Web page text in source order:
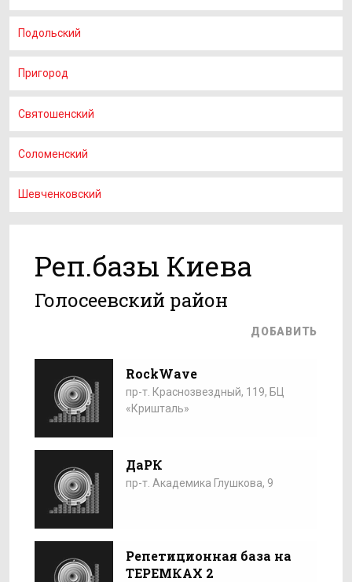
Подольский
Пригород
Святошенский
Соломенский
Шевченковский
Реп.базы Киева
Голосеевский район
ДОБАВИТЬ
RockWave
пр-т. Краснозвездный, 119, БЦ
«Кришталь»
ДаРК
пр-т. Академика Глушкова, 9
Репетиционная база на
ТЕРЕМКАХ 2